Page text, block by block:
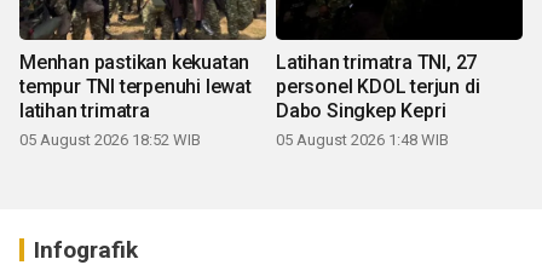
Menhan pastikan kekuatan
tempur TNI terpenuhi lewat
latihan trimatra
05 August 2026 18:52 WIB
Latihan trimatra TNI, 27
personel KDOL terjun di
Dabo Singkep Kepri
05 August 2026 1:48 WIB
Infografik